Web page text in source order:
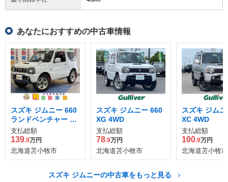
あなたにおすすめの中古車情報
スズキ ジムニー 660
ランドベンチャー 4
WD
支払総額
139.9万円
北海道苫小牧市
スズキ ジムニー 660
XG 4WD
支払総額
78.9万円
北海道苫小牧市
スズキ ジム
XC 4WD
支払総額
100.9万円
北海道苫小牧市
スズキ ジムニーの中古車をもっと見る